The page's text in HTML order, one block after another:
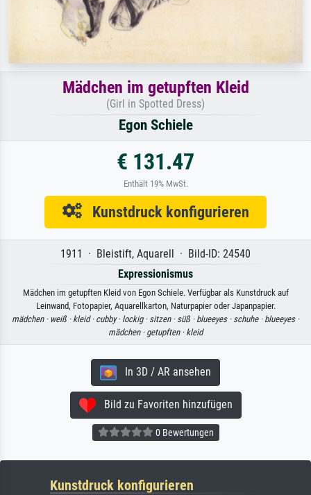
Mädchen im getupften Kleid
(Girl in Spotted Dress)
Egon Schiele
€ 131.47
Enthält 19% MwSt.
Kunstdruck konfigurieren
1911 · Bleistift, Aquarell · Bild-ID: 24540
Expressionismus
Mädchen im getupften Kleid von Egon Schiele. Verfügbar als Kunstdruck auf
Leinwand, Fotopapier, Aquarellkarton, Naturpapier oder Japanpapier.
mädchen · weiß · kleid · cubby · lockig · sitzen · süß · blueeyes · schuhe · blueeyes ·
mädchen · getupften · kleid
In 3D / AR ansehen
Bild zu Favoriten hinzufügen
0 Bewertungen
Kunstdruck konfigurieren